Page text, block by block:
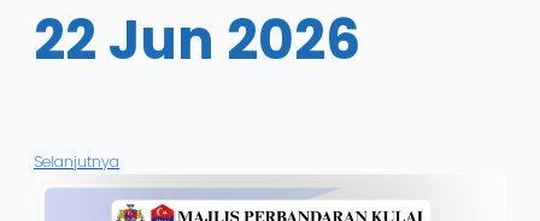
22 Jun 2026
Selanjutnya